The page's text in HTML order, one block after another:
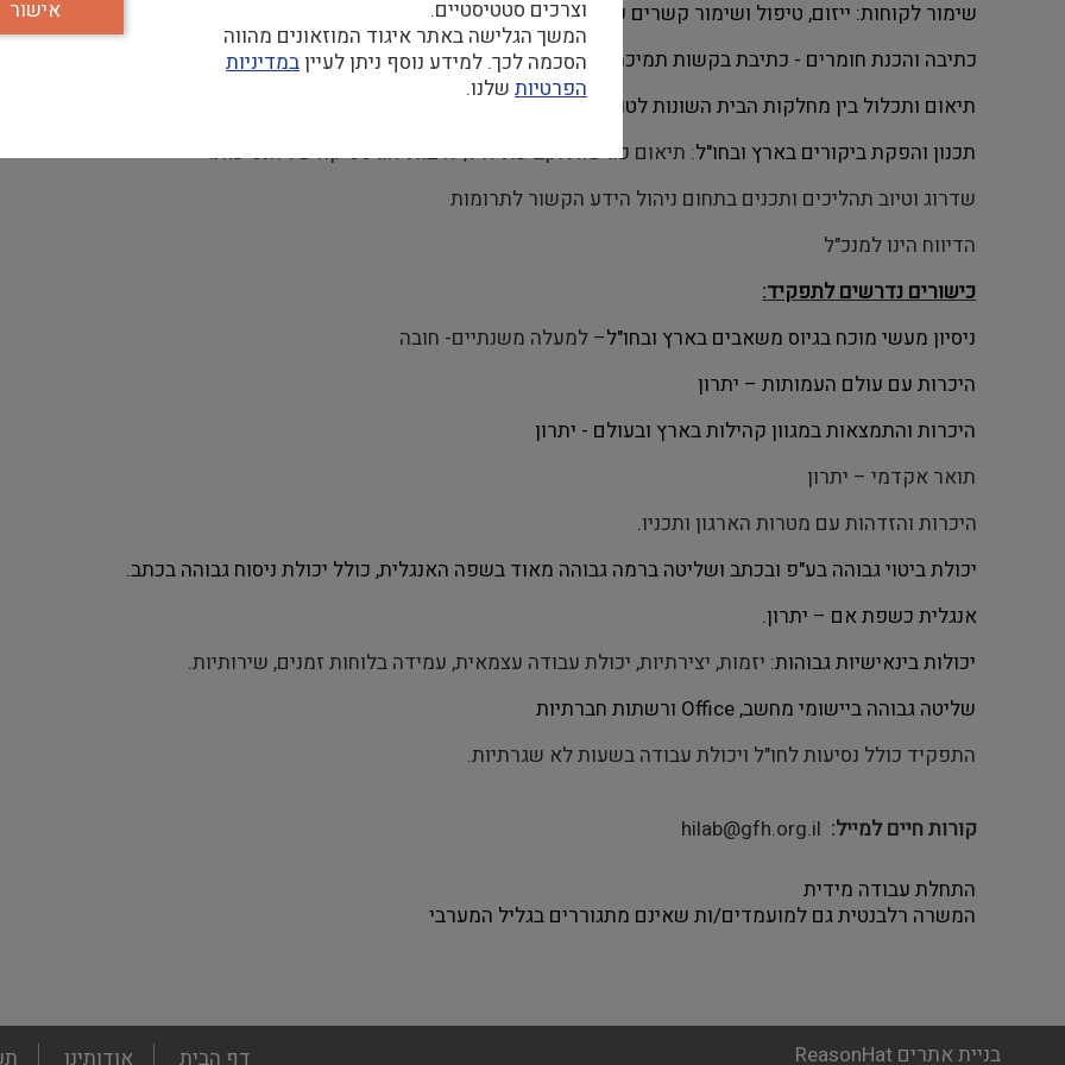
שימור לקוחות: ייזום, טיפול ושימור קשרים קבועים מול תורמים בארץ ובחו"ל
כתיבה והכנת חומרים - כתיבת בקשות תמיכה, דיווחים תקופתיים, דוחות הערכה, עדכון אתר האינטרנט באנגלית, הוצאת
תיאום ותכלול בין מחלקות הבית השונות לטובת גיוס משאבים
תכנון והפקת ביקורים בארץ ובחו"ל: תיאום פגישות וקביעת לו"ז, לרבות לוגיסטיקה של הנסיעות.
שדרוג וטיוב תהליכים ותכנים בתחום ניהול הידע הקשור לתרומות
הדיווח הינו למנכ"ל
כישורים נדרשים לתפקיד:
ניסיון מעשי מוכח בגיוס משאבים בארץ ובחו"ל– למעלה משנתיים- חובה
היכרות עם עולם העמותות – יתרון
היכרות והתמצאות במגוון קהילות בארץ ובעולם - יתרון
תואר אקדמי – יתרון
היכרות והזדהות עם מטרות הארגון ותכניו.
יכולת ביטוי גבוהה בע"פ ובכתב ושליטה ברמה גבוהה מאוד בשפה האנגלית, כולל יכולת ניסוח גבוהה בכתב.
אנגלית כשפת אם – יתרון.
יכולות בינאישיות גבוהות: יזמות, יצירתיות, יכולת עבודה עצמאית, עמידה בלוחות זמנים, שירותיות.
שליטה גבוהה ביישומי מחשב,Office ורשתות חברתיות
התפקיד כולל נסיעות לחו"ל ויכולת עבודה בשעות לא שגרתיות.
קורות חיים למייל hilab@gfh.org.il
התחלת עבודה מידית
המשרה רלבנטית גם למועמדים/ות שאינם מתגוררים בגליל המערבי
footer
דף הבית אודותינו בניית אתרים ReasonHat
וצרכים סטטיסטיים.
המשך הגלישה באתר איגוד המוזאונים מהווה
הסכמה לכך. למידע נוסף ניתן לעייןבמדיניות
הפרטיות שלנו.
אישור